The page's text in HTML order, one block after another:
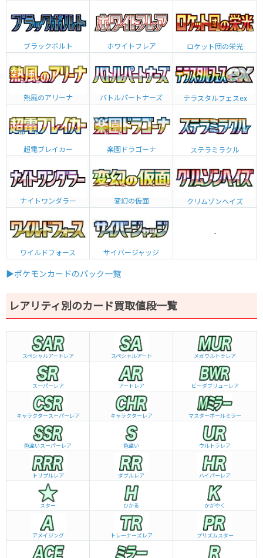
ブラックボルト ホワイトフレア ロケット団の栄光
熱風のアリーナ バトルパートナーズ テラスタルフェスex
超電ブレイカー 楽園ドラゴーナ ステラミラクル
ナイトワンダラー 変幻の仮面 クリムゾンヘイズ
ワイルドフォース サイバージャッジ
-
▶ポケモンカードのパック一覧
レアリティ別のカード買取値段一覧
スペシャルアートレア スペシャルアート メガウルトラレア
スーパーレア アートレア ビーダブリュー レア
キャラクタースーパーレア キャラクターレア マスターボールミラー
色違いスーパーレア 色違い ウルトラレア
トリプルレア ダブルレア ハイパーレア
スター ひかる かがやく
アメイジング トレーナーズレア プリズムスター